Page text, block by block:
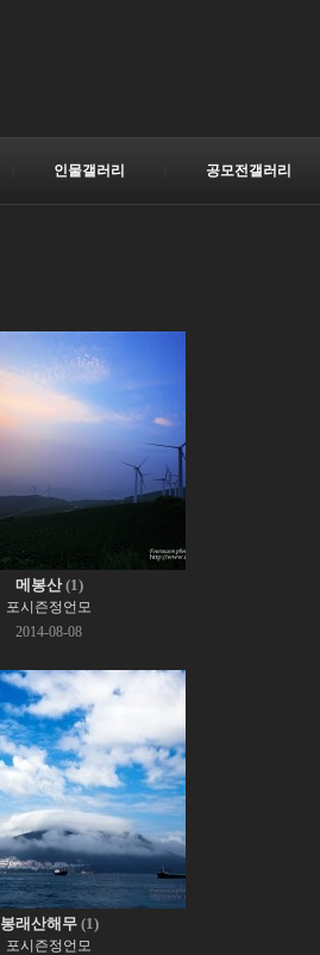
인물갤러리 공모전갤러리
메봉산 (1)
포시즌정언모
2014-08-08
봉래산해무 (1)
포시즌정언모